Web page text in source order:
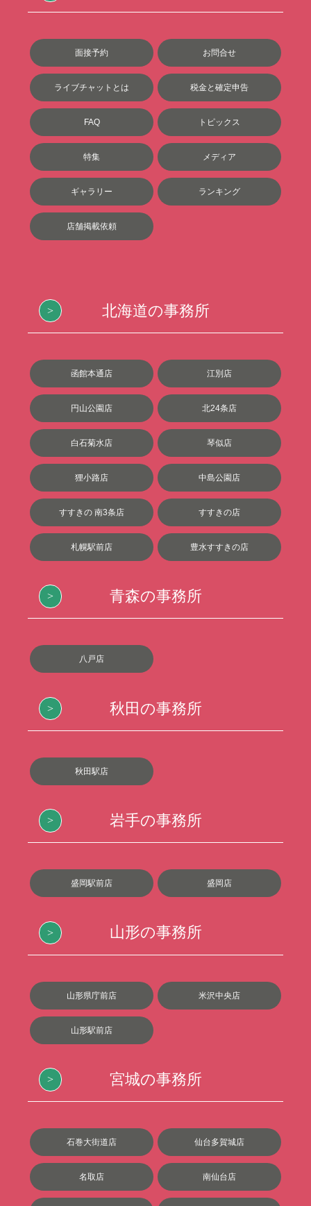
面接予約 お問合せ
ライブチャットとは 税金と確定申告
FAQ トピックス
特集 メディア
ギャラリー ランキング
店舗掲載依頼
北海道の事務所
函館本通店 江別店
円山公園店 北24条店
白石菊水店 琴似店
狸小路店 中島公園店
すすきの 南3条店 すすきの店
札幌駅前店 豊水すすきの店
青森の事務所
八戸店
秋田の事務所
秋田駅店
岩手の事務所
盛岡駅前店 盛岡店
山形の事務所
山形県庁前店 米沢中央店
山形駅前店
宮城の事務所
石巻大街道店 仙台多賀城店
名取店 南仙台店